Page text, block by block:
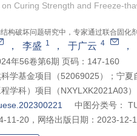
Curing Strength and Freeze-
构破坏问题研究中，专家通过联合固化
， 李盛 1 ， 于广云 4 ，
年56卷第6期 页码：147-160
科学基金项目（52069025）；宁
程学科）项目（NXYLXK2021A03）
中图分类号：
11-20 ， 网络出版日期： 2023-12-